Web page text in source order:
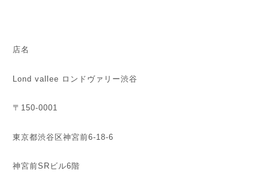
店名
Lond vallee ロンドヴァリー渋谷
〒150-0001
東京都渋谷区神宮前6-18-6
神宮前SRビル6階